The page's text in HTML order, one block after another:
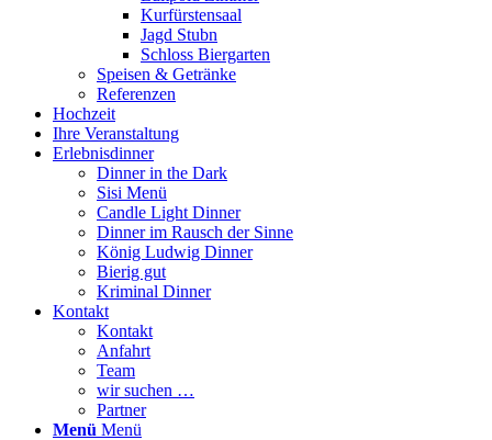
Kurfürstensaal
Jagd Stubn
Schloss Biergarten
Speisen & Getränke
Referenzen
Hochzeit
Ihre Veranstaltung
Erlebnisdinner
Dinner in the Dark
Sisi Menü
Candle Light Dinner
Dinner im Rausch der Sinne
König Ludwig Dinner
Bierig gut
Kriminal Dinner
Kontakt
Kontakt
Anfahrt
Team
wir suchen …
Partner
Menü Menü